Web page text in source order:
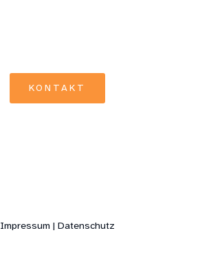
KONTAKT
Impressum | Datenschutz